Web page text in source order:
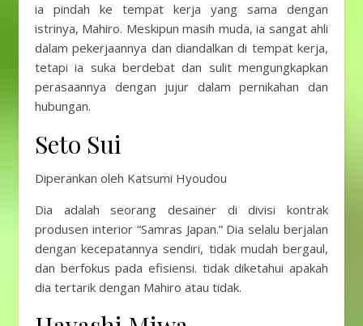
ia pindah ke tempat kerja yang sama dengan
istrinya, Mahiro. Meskipun masih muda, ia sangat ahli
dalam pekerjaannya dan diandalkan di tempat kerja,
tetapi ia suka berdebat dan sulit mengungkapkan
perasaannya dengan jujur ​​dalam pernikahan dan
hubungan.
Seto Sui
Diperankan oleh Katsumi Hyoudou
Dia adalah seorang desainer di divisi kontrak
produsen interior “Samras Japan.” Dia selalu berjalan
dengan kecepatannya sendiri, tidak mudah bergaul,
dan berfokus pada efisiensi. tidak diketahui apakah
dia tertarik dengan Mahiro atau tidak.